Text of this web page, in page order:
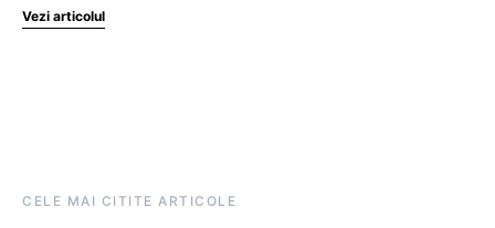
Vezi articolul
CELE MAI CITITE ARTICOLE